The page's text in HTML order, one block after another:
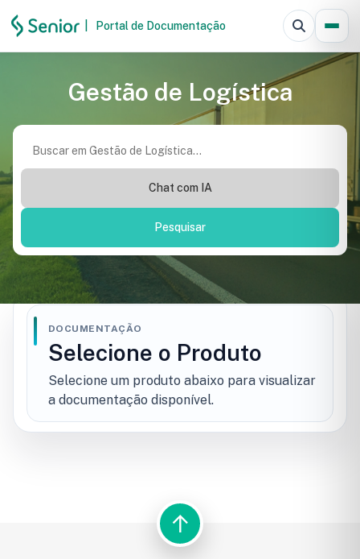
Portal de Documentação
Gestão de Logística
Chat com IA
Pesquisar
DOCUMENTAÇÃO
Selecione o Produto
Selecione um produto abaixo para visualizar
a documentação disponível.
Resultados da pesquisa↑